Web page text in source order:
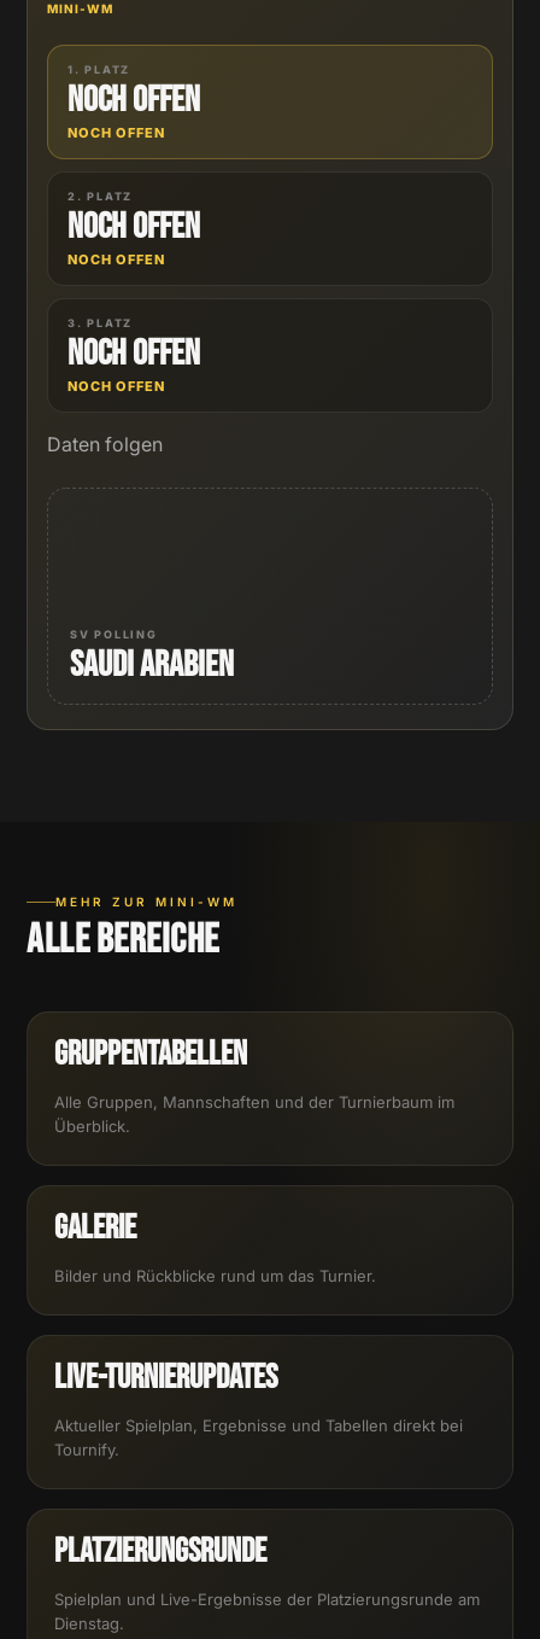
MINI-WM
1. PLATZ
Noch offen
NOCH OFFEN
2. PLATZ
Noch offen
NOCH OFFEN
3. PLATZ
Noch offen
NOCH OFFEN
Daten folgen
SV POLLING
Saudi Arabien
MEHR ZUR MINI-WM
Alle Bereiche
Gruppentabellen
Alle Gruppen, Mannschaften und der Turnierbaum im
Überblick.
Galerie
Bilder und Rückblicke rund um das Turnier.
Live-Turnierupdates
Aktueller Spielplan, Ergebnisse und Tabellen direkt bei
Tournify.
Platzierungsrunde
Spielplan und Live-Ergebnisse der Platzierungsrunde am
Dienstag.